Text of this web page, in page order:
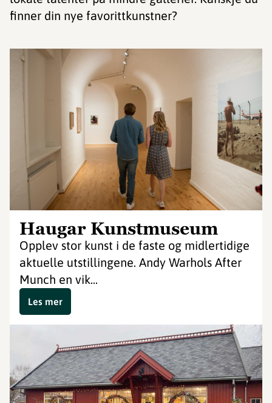
finner din nye favorittkunstner?
Haugar Kunstmuseum
Opplev stor kunst i de faste og midlertidige
aktuelle utstillingene. Andy Warhols After
Munch en vik...
Les mer